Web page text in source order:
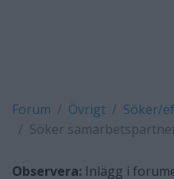
Forum Övrigt
Söker/
Söker
Observera: Inlägg i